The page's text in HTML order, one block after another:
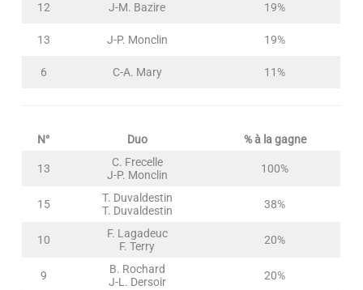
12 J-M. Bazire 19%
13 J-P. Monclin 19%
6 C-A. Mary 11%
N° Duo % à la gagne
13
C. Frecelle
J-P. Monclin
100%
15
T. Duvaldestin
T. Duvaldestin
38%
10
F. Lagadeuc
F. Terry
20%
9
B. Rochard
J-L. Dersoir
20%